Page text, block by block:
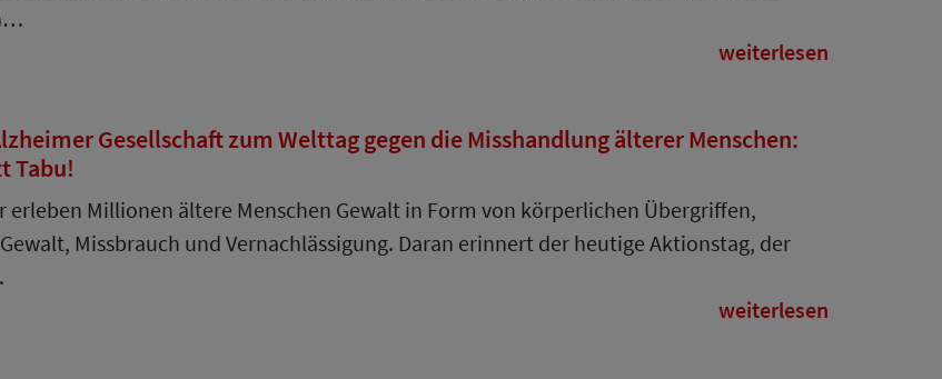
weiterlesen
Gesellschaft zum Welttag gegen die Misshandlung älterer Menschen:
Tabu!
erleben Millionen ältere Menschen Gewalt in Form von körperlichen Übergriffen,
Missbrauch und Vernachlässigung. Daran erinnert der heutige Aktionstag, der
weiterlesen